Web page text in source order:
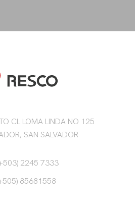
CL LOMA LINDA NO 125
SAN SALVADOR
2245 7333
85681558